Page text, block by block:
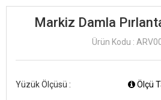
Markiz Damla
Ürün Kodu :
Yüzük Ölçüsü : Ölçü